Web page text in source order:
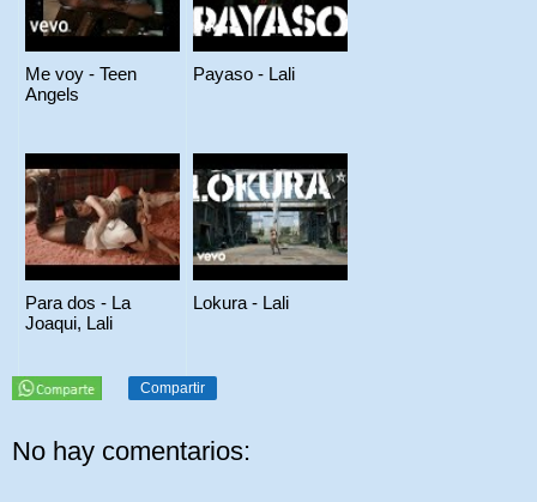
Me voy - Teen
Angels
Payaso - Lali
Para dos - La
Joaqui, Lali
Lokura - Lali
Compartir
No hay comentarios: